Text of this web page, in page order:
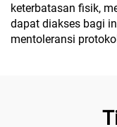
keterbatasan fisik,
dapat diakses bagi
mentoleransi